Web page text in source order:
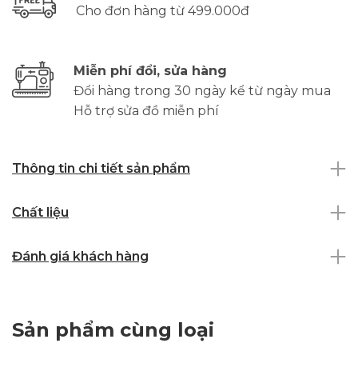
Cho đơn hàng từ 499.000đ
Miễn phí đổi, sửa hàng
Đổi hàng trong 30 ngày kể từ ngày mua
Hỗ trợ sửa đồ miễn phí
Thông tin chi tiết sản phẩm
Chất liệu
Đánh giá khách hàng
Sản phẩm cùng loại